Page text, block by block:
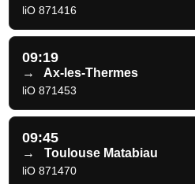
liO 871416
09:19
→ Ax-les-Thermes
liO 871453
09:45
→ Toulouse Matabiau
liO 871470